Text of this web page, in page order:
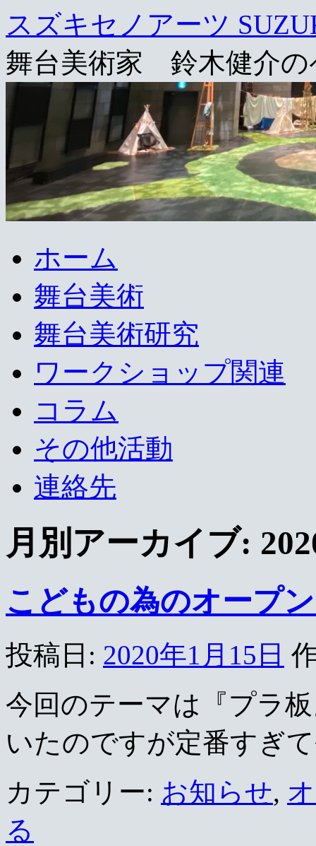
スズキセノアーツ
舞台美術家 鈴木健介の
ン
ツ
ス
プ
ホーム
舞台美術
舞台美術研究
ワークショップ関連
コラム
その他活動
連絡先
月別アーカイブ:
こどもの為のオープ
投稿日: 2020年1月15日
今回のテーマは『プラ
いたのですが定番すぎ
カテゴリー: お知らせ,
る